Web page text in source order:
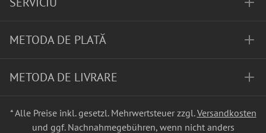
METODA DE PLATĂ
METODA DE LIVRARE
* Alle Preise inkl. gesetzl. Mehrwertsteuer zzgl.Versandkosten
und ggf. Nachnahmegebühren, wenn nicht anders